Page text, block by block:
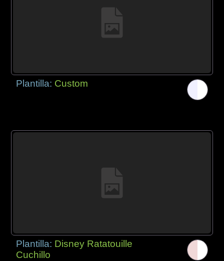
Plantilla: Custom
Plantilla: Disney Ratatouille
Cuchillo